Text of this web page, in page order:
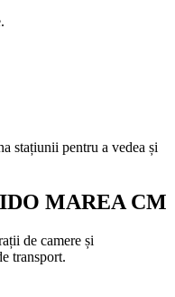
stațiunii pentru a vedea și
MAREA CM
de camere și
transport.